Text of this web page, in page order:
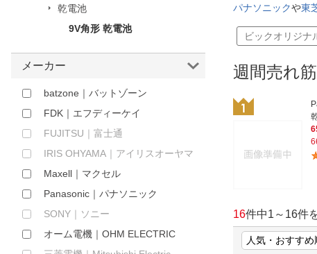
お買いもの履歴
閲覧履歴
お知らせ
パナソニックや東
ビックオリジナ
週間売れ
16件中1 ～ 16件
乾電池
9V角形 乾電池
メーカー
batzone｜バットゾーン
FDK｜エフディーケイ
FUJITSU｜富士通
IRIS OHYAMA｜アイリスオーヤマ
Maxell｜マクセル
Panasonic｜パナソニック
SONY｜ソニー
オーム電機｜OHM ELECTRIC